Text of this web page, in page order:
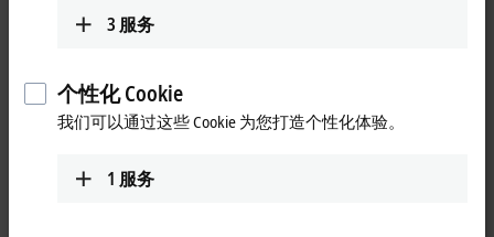
www.beckhoff.com/de-ch/
3 服务
个性化 Cookie
我们可以通过这些 Cookie 为您打造个性化体验。
1 服务